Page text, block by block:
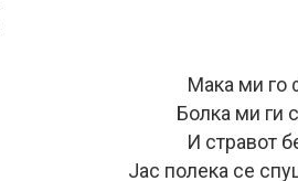
Мака ми го
Болка ми ги
И стравот
Јас полека се